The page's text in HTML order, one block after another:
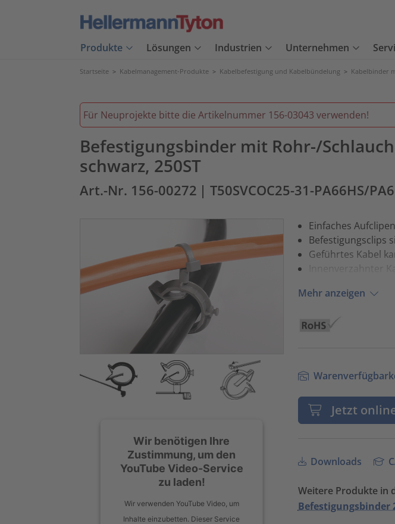
Produkte Lösungen Industrien Unternehmen
Startseite > Kabelmanagement-Produkte > Kabelbefestigung und Kabelbündelung > Kabelbinder
Für Neuprojekte bitte die Artikelnummer 156-03043 verwenden!
Befestigungsbinder mit Rohr-/
schwarz, 250ST
Art.-Nr. 156-00272 | T50SVCOC25-31-PA66HS/
Wir benötigen Ihre
Zustimmung, um den
YouTube Video-Service
zu laden!
Wir verwenden YouTube Video, um
Inhalte einzubetten. Dieser Service
Einfaches
Befestigungsclips
Geführtes Kabel
Innenverzahnter
Mehr anzeigen
Jetzt
Downloads
Weitere Produkte in
Befestigungsbinder